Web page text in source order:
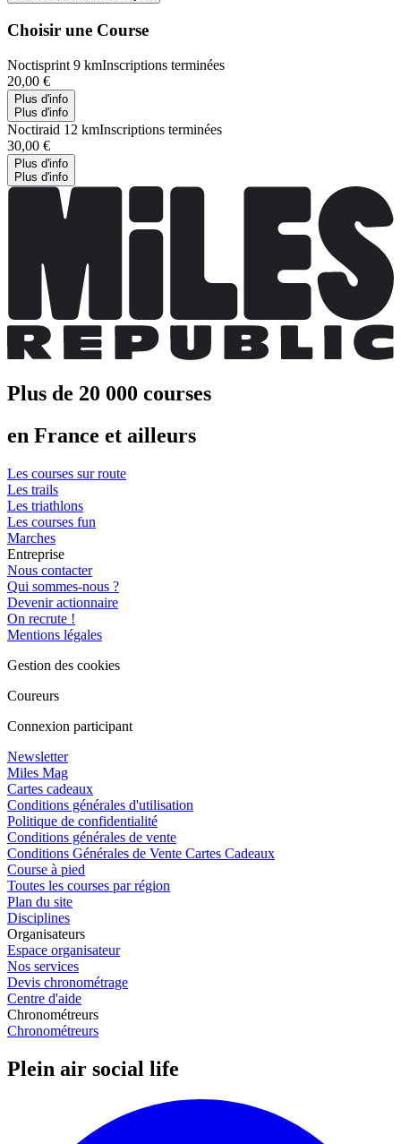
Choisir une Course
Noctisprint 9 kmInscriptions terminées
20,00 €
Plus d'info
Plus d'info
Noctiraid 12 kmInscriptions terminées
30,00 €
Plus d'info
Plus d'info
Plus de 20 000 courses
en France et ailleurs
Les courses sur route
Les trails
Les triathlons
Les courses fun
Marches
Entreprise
Nous contacter
Qui sommes-nous ?
Devenir actionnaire
On recrute !
Mentions légales
Gestion des cookies
Coureurs
Connexion participant
Newsletter
Miles Mag
Cartes cadeaux
Conditions générales d'utilisation
Politique de confidentialité
Conditions générales de vente
Conditions Générales de Vente Cartes Cadeaux
Course à pied
Toutes les courses par région
Plan du site
Disciplines
Organisateurs
Espace organisateur
Nos services
Devis chronométrage
Centre d'aide
Chronométreurs
Chronométreurs
Plein air social life